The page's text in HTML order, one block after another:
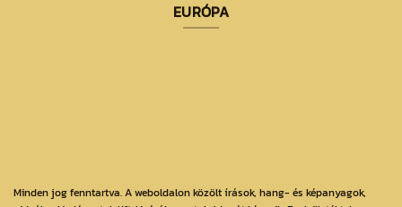
EURÓPA
Minden jog fenntartva. A weboldalon közölt írások, hang- és képanyagok,